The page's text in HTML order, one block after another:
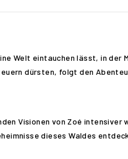
Welt eintauchen lässt, in der
dürsten, folgt den
Visionen von Zoé intensiver
dieses Waldes